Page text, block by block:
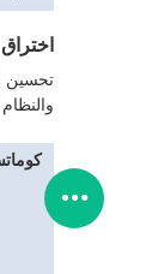
اختراق
تحسين